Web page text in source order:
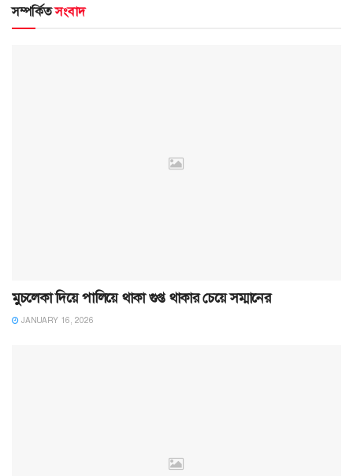
সম্পর্কিতসংবাদ
মুচলেকা দিয়ে পালিয়ে থাকা গুপ্ত থাকার চেয়ে সম্মানের
JANUARY 16, 2026